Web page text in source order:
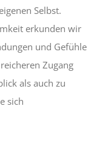
Selbst.
erkunden wir
und Gefühle
Zugang
als auch zu
sich